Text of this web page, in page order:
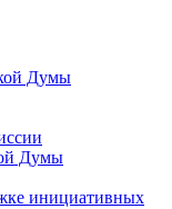
Думы
Думы
инициативных